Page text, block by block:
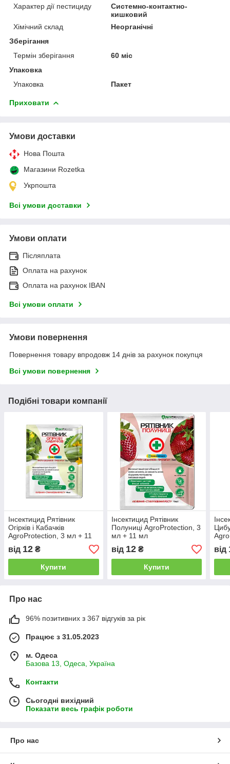
Характер дії пестициду
Системно-контактно-
кишковий
Хімічний склад
Неорганічні
Зберігання
Термін зберігання
60 міс
Упаковка
Упаковка
Пакет
Приховати
Умови доставки
Нова Пошта
Магазини Rozetka
Укрпошта
Всі умови доставки
Умови оплати
Післяплата
Оплата на рахунок
Оплата на рахунок IBAN
Всі умови оплати
Умови повернення
Повернення товару впродовж 14 днів за рахунок покупця
Всі умови повернення
Подібні товари компанії
Інсектицид Рятівник
Огірків і Кабачків
AgroProtection, 3 мл + 11
мл
від 12 ₴
Купити
Інсектицид Рятівник
Полуниці AgroProtection, 3
мл + 11 мл
від 12₴
Купити
мл
від
Про нас
96% позитивних з 367 відгуків за рік
Працює з 31.05.2023
м. Одеса
Базова 13, Одеса, Україна
Контакти
Сьогодні вихідний
Показати весь графік роботи
Про нас